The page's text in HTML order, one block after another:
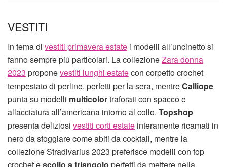
VESTITI
In tema di vestiti primavera estate i modelli all’uncinetto si
fanno sempre più particolari. La collezioneZara donna
2023 proponevestiti lunghi estatecon corpetto crochet
tempestato di perline, perfetti per la sera, mentreCalliope
punta su modelli multicolortraforati con spacco e
allacciatura all’americana intorno al collo. Topshop
presenta deliziosi vestiti corti estate interamente ricamati in
nero da sfoggiare come abiti da cocktail, mentre la
collezione Stradivarius 2023 preferisce modelli con top
crochet escollo a triangolo perfetti da mettere nella